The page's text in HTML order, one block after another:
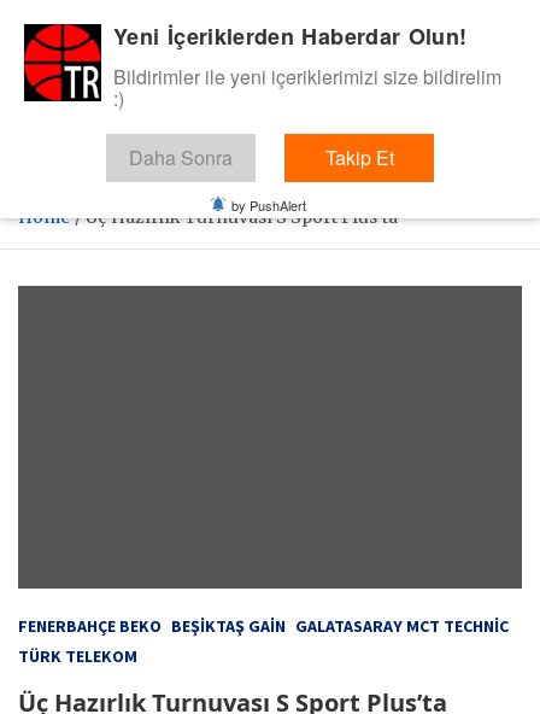
content
BasketTR
Sol dip çizgiden bir basket de bizden gelsin dedik.
Home Üç Hazırlık Turnuvası S Sport Plus’ta
FENERBAHÇE BEKO BEŞIKTAŞ GAIN GALATASARAY MCT TECHNIC
TÜRK TELEKOM
Üç Hazırlık Turnuvası S Sport Plus’ta
Yeni İçeriklerden Haberdar Olun!
Bildirimler ile yeni içeriklerimizi size bildirelim
:)
Daha Sonra Takip Et
by PushAlert